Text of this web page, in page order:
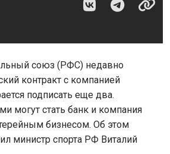
союз (РФС) недавно
контракт с компанией
подписать еще два.
могут стать банк и компания
бизнесом. Об этом
министр спорта РФ Виталий